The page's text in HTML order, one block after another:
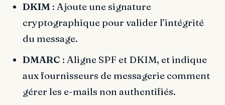
DKIM : Ajoute une signature
cryptographique pour valider l’intégrité
du message.
DMARC : Aligne SPF et DKIM, et indique
aux fournisseurs de messagerie comment
gérer les e-mails non authentifiés.